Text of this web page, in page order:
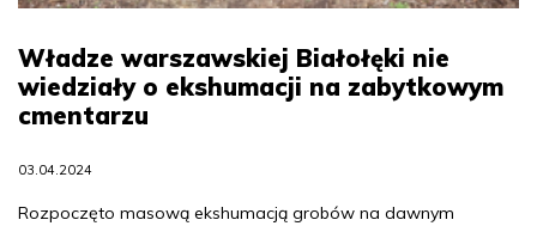
Władze warszawskiej Białołęki nie
wiedziały o ekshumacji na zabytkowym
cmentarzu
03.04.2024
Rozpoczęto masową ekshumacją grobów na dawnym